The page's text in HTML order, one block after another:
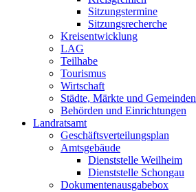
Sitzungstermine
Sitzungsrecherche
Kreisentwicklung
LAG
Teilhabe
Tourismus
Wirtschaft
Städte, Märkte und Gemeinden
Behörden und Einrichtungen
Landratsamt
Geschäftsverteilungsplan
Amtsgebäude
Dienststelle Weilheim
Dienststelle Schongau
Dokumentenausgabebox